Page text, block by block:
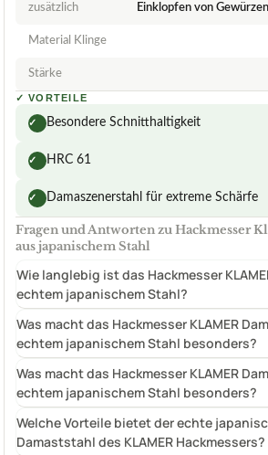
zusätzlich Einklopfen von
Material Klinge
Stärke
✓ VORTEILE
✓ Besondere Schnitthaltigkeit
✓ HRC 61
✓ Damaszenerstahl für extreme Schärfe
Fragen und Antworten zu Hackmesser
aus japanischem Stahl
Wie langlebig ist das Hackmesser
echtem japanischem Stahl?
Was macht das Hackmesser KLAMER
echtem japanischem Stahl besonders?
Was macht das Hackmesser KLAMER
echtem japanischem Stahl besonders?
Welche Vorteile bietet der echte
Damaststahl des KLAMER Hackmessers?